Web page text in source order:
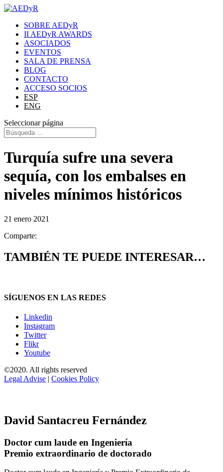
SOBRE AEDyR
II AEDyR AWARDS
ASOCIADOS
EVENTOS
SALA DE PRENSA
BLOG
CONTACTO
ACCESO SOCIOS
ESP
ENG
Seleccionar página
Turquía sufre una severa
sequía, con los embalses en
niveles mínimos históricos
21 enero 2021
Comparte:
TAMBIÉN TE PUEDE INTERESAR…
SÍGUENOS EN LAS REDES
Linkedin
Instagram
Twitter
Flikr
Youtube
©2020. All rights reserved
Legal Advise | Cookies Policy
David Santacreu Fernández
Doctor cum laude en Ingeniería
Premio extraordinario de doctorado